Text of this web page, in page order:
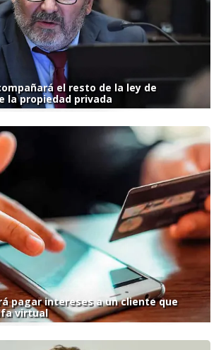
el resto de la ley de
la propiedad privada
pagar intereses a un cliente que
virtual